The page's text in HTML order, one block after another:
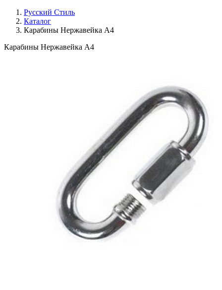
Русский Стиль
Каталог
Карабины Нержавейка А4
Карабины Нержавейка А4